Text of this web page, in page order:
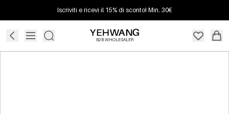
Iscriviti e ricevi il 15% di sconto! Min. 30€
B2B WHOLESALER